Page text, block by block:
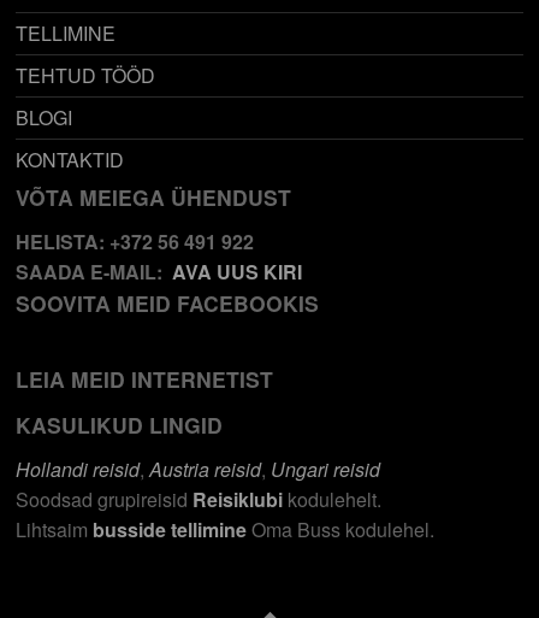
TELLIMINE
TEHTUD TÖÖD
BLOGI
KONTAKTID
VÕTA MEIEGA ÜHENDUST
HELISTA: +372 56 491 922
SAADA E-MAIL:AVA UUS KIRI
SOOVITA MEID FACEBOOKIS
LEIA MEID INTERNETIST
KASULIKUD LINGID
Hollandi reisid,Austria reisid, Ungari reisid
Soodsad grupireisid Reisiklubi kodulehelt.
Lihtsaim busside tellimineOma Buss kodulehel.